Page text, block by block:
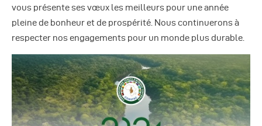
Rapports
Publications
COMIFAC Newsletter
Réunions Réseaux
CEFDHAC
Autres Publications
vous présente ses vœux les meilleurs pour une année
pleine de bonheur et de prospérité. Nous continuerons à
respecter nos engagements pour un monde plus durable.